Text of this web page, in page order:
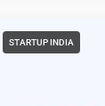
STARTUP INDIA